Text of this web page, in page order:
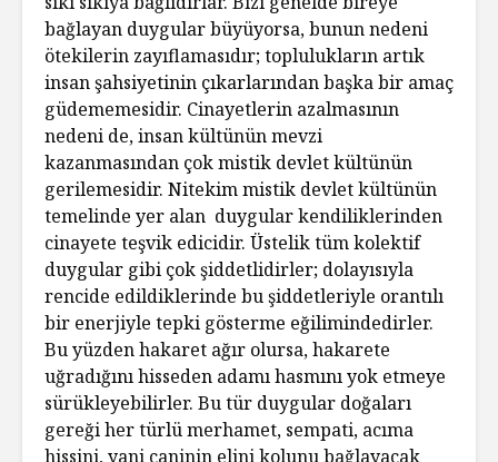
bağlayan duygular büyüyorsa, bunun nedeni
ötekilerin zayıflamasıdır; toplulukların artık
insan şahsiyetinin çıkarlarından başka bir amaç
güdememesidir. Cinayetlerin azalmasının
nedeni de, insan kültünün mevzi
kazanmasından çok mistik devlet kültünün
gerilemesidir. Nitekim mistik devlet kültünün
temelinde yer alan duygular kendiliklerinden
cinayete teşvik edicidir. Üstelik tüm kolektif
duygular gibi çok şiddetlidirler; dolayısıyla
rencide edildiklerinde bu şiddetleriyle orantılı
bir enerjiyle tepki gösterme eğilimindedirler.
Bu yüzden hakaret ağır olursa, hakarete
uğradığını hisseden adamı hasmını yok etmeye
sürükleyebilirler. Bu tür duygular doğaları
gereği her türlü merhamet, sempati, acıma
hissini, yani caninin elini kolunu bağlayacak